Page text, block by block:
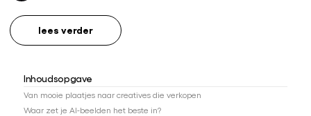
lees verder
Inhoudsopgave
Van mooie plaatjes naar creatives die verkopen
Waar zet je AI-beelden het beste in?